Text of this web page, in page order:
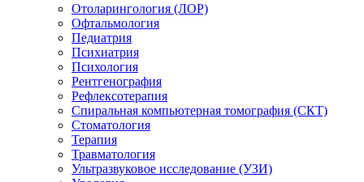
Отоларингология (ЛОР)
Офтальмология
Педиатрия
Психиатрия
Психология
Рентгенография
Рефлексотерапия
Спиральная компьютерная томография (СКТ)
Стоматология
Терапия
Травматология
Ультразвуковое исследование (УЗИ)